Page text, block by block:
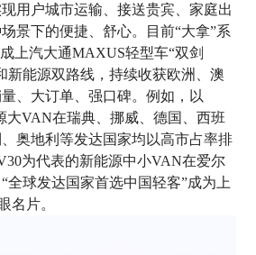
用户城市运输、接送贵宾、家庭出
景下的便捷、舒心。目前“大拿”系
上汽大通MAXUS轻型车“双剑
新能源双路线，持续收获欧洲、澳
、大订单、强口碑。例如，以
大VAN在瑞典、挪威、德国、西班
奥地利等发达国家均以高市占率排
为代表的新能源中小VAN在爱尔
全球发达国家首选中国轻客”成为上
名片。